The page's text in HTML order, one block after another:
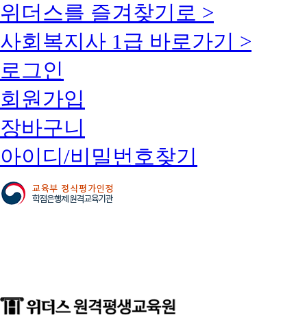
위더스를 즐겨찾기로 >
사회복지사 1급 바로가기 >
로그인
회원가입
장바구니
아이디/비밀번호찾기